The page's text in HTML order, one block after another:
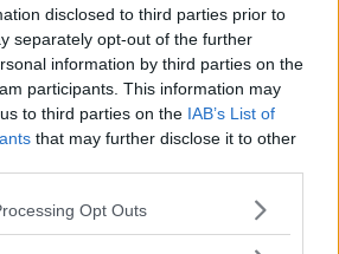
disclosed to third parties prior to
separately opt-out of the further
information by third parties on the
participants. This information may
to third parties on the IAB’s List of
that may further disclose it to other
app uses one or more Google
Opt Outs
strutture